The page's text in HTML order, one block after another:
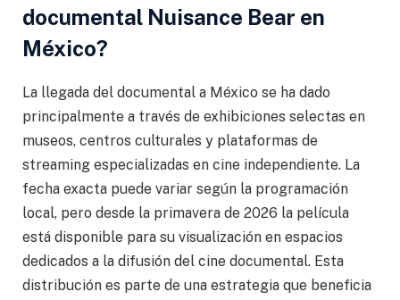
documental Nuisance Bear en
México?
La llegada del documental a México se ha dado
principalmente a través de exhibiciones selectas en
museos, centros culturales y plataformas de
streaming especializadas en cine independiente. La
fecha exacta puede variar según la programación
local, pero desde la primavera de 2026 la película
está disponible para su visualización en espacios
dedicados a la difusión del cine documental. Esta
distribución es parte de una estrategia que beneficia